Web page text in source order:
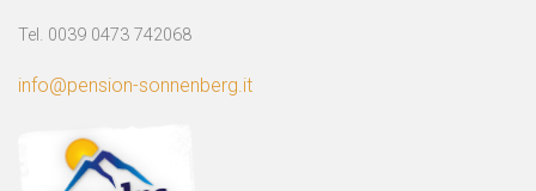
Tel. 0039 0473 742068
info@pension-sonnenberg.it